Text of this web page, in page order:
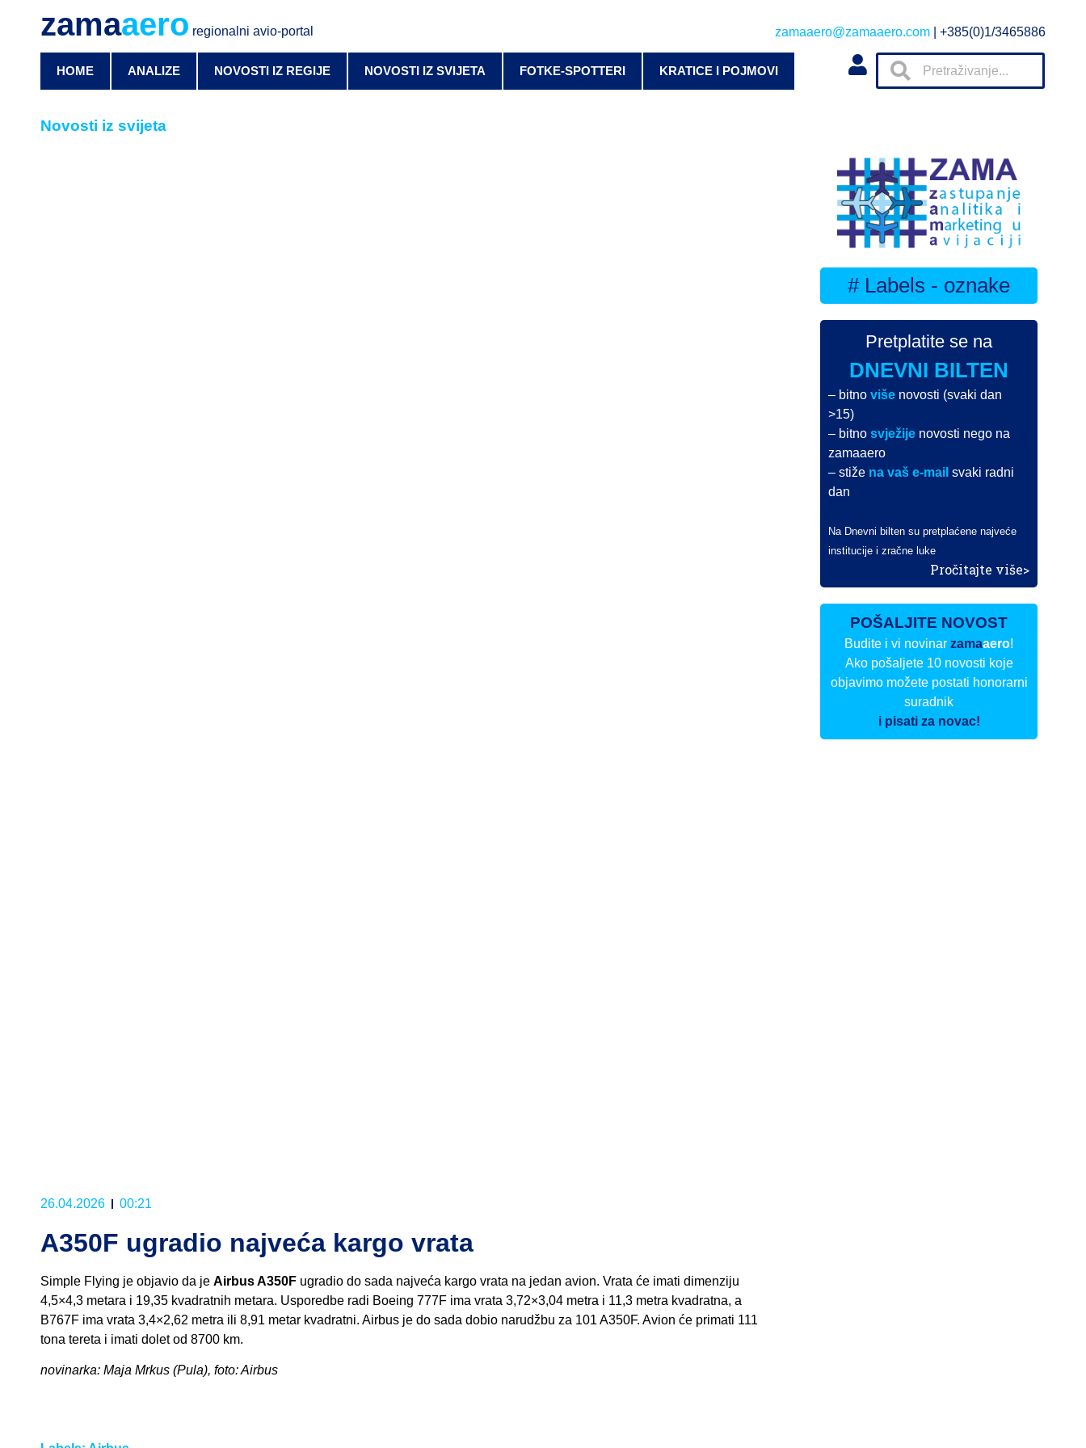
zamaaero regionalni avio-portal zamaaero@zamaaero.com | +385(0)1/3465886
HOME ANALIZE NOVOSTI IZ REGIJE NOVOSTI IZ SVIJETA FOTKE-SPOTTERI KRATICE I POJMOVI
Novosti iz svijeta
26.04.2026 00:21
A350F ugradio najveća kargo vrata
Simple Flying je objavio da je Airbus A350F ugradio do sada najveća kargo vrata na jedan avion. Vrata će imati dimenziju
4,5×4,3 metara i 19,35 kvadratnih metara. Usporedbe radi Boeing 777F ima vrata 3,72×3,04 metra i 11,3 metra kvadratna, a
B767F ima vrata 3,4×2,62 metra ili 8,91 metar kvadratni. Airbus je do sada dobio narudžbu za 101 A350F. Avion će primati 111
tona tereta i imati dolet od 8700 km.
novinarka: Maja Mrkus (Pula), foto: Airbus
# Labels - oznake
Pretplatite se na
DNEVNI BILTEN
– bitnoviše novosti (svaki dan
>15)
– bitnosvježije novosti nego na
zamaaero
– stiže na vaš e-mail svaki radni
dan
Na Dnevni bilten su pretplaćene najveće
institucije i zračne luke
Pročitajte više>
POŠALJITE NOVOST
Budite i vi novinarzamaaero!
Ako pošaljete 10 novosti koje
objavimo možete postati honorarni
suradnik
i pisati za novac!